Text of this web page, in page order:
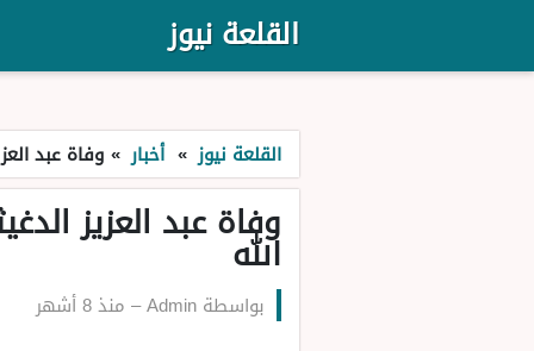
القلعة نيوز
القلعة نيوز » أخبار » وفاة عبد
وفاة عبد العزيز
الله
بواسطة Admin
– منذ 8 أشهر